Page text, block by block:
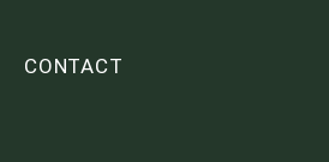
CONTACT